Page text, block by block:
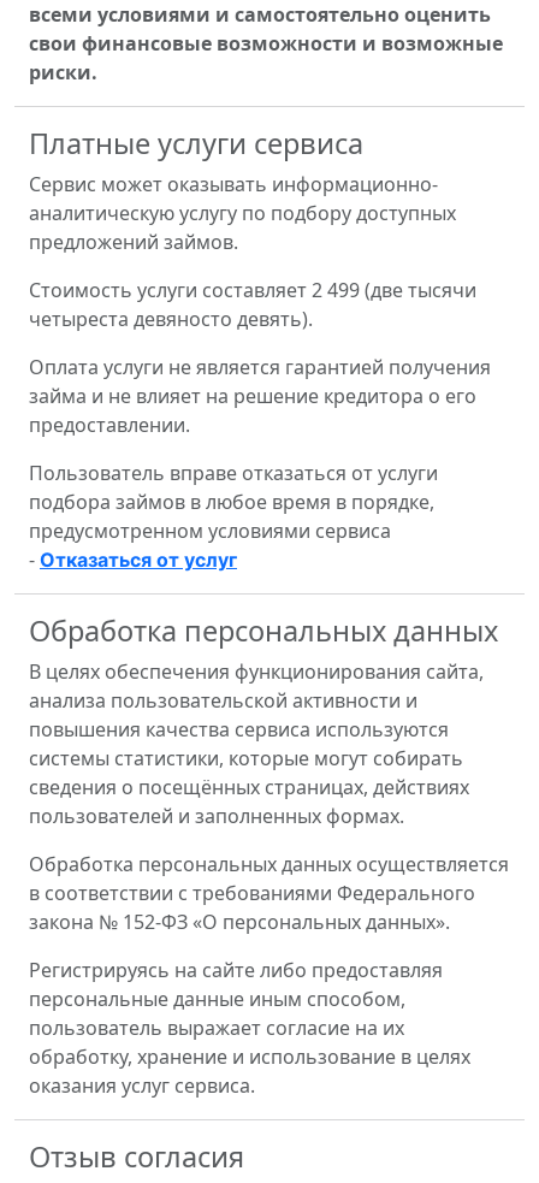
всеми условиями и самостоятельно оценить
свои финансовые возможности и возможные
риски.
Платные услуги сервиса
Сервис может оказывать информационно-
аналитическую услугу по подбору доступных
предложений займов.
Стоимость услуги составляет 2 499 (две тысячи
четыреста девяносто девять).
Оплата услуги не является гарантией получения
займа и не влияет на решение кредитора о его
предоставлении.
Пользователь вправе отказаться от услуги
подбора займов в любое время в порядке,
предусмотренном условиями сервиса
- Отказаться от услуг
Обработка персональных данных
В целях обеспечения функционирования сайта,
анализа пользовательской активности и
повышения качества сервиса используются
системы статистики, которые могут собирать
сведения о посещённых страницах, действиях
пользователей и заполненных формах.
Обработка персональных данных осуществляется
в соответствии с требованиями Федерального
закона № 152-ФЗ «О персональных данных».
Регистрируясь на сайте либо предоставляя
персональные данные иным способом,
пользователь выражает согласие на их
обработку, хранение и использование в целях
оказания услуг сервиса.
Отзыв согласия